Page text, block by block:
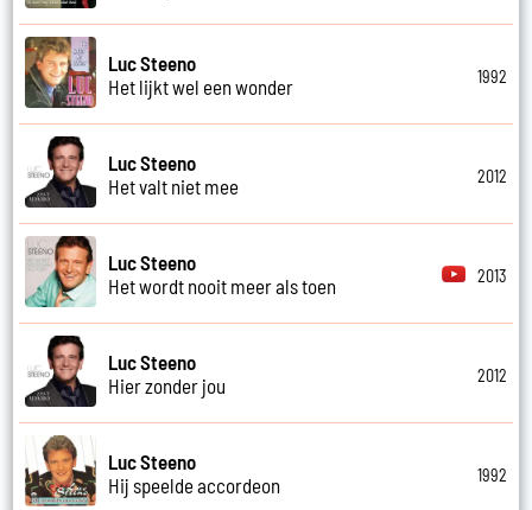
Luc Steeno
Het lijkt wel een wonder
1992
Luc Steeno
Het valt niet mee
2012
Luc Steeno
Het wordt nooit meer als toen
2013
Luc Steeno
Hier zonder jou
2012
Luc Steeno
Hij speelde accordeon
1992